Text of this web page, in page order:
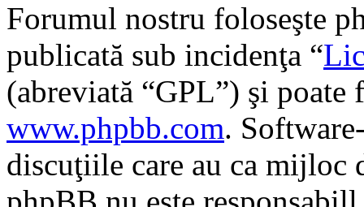
Forumul nostru foloseşte
publicată sub incidenţa “
(abreviată “GPL”) şi poate
www.phpbb.com.
discuţiile care au ca mijloc